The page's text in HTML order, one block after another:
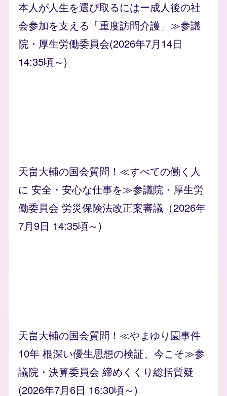
本人が人生を選び取るにはー成人後の社
会参加を支える「重度訪問介護」≫参議
院・厚生労働委員会(2026年7月14日
14:35頃～)
天畠大輔の国会質問！≪すべての働く人
に 安全・安心な仕事を≫参議院・厚生労
働委員会 労災保険法改正案審議（2026年
7月9日 14:35頃～)
天畠大輔の国会質問！≪やまゆり園事件
10年 根深い優生思想の検証、今こそ≫参
議院・決算委員会 締めくくり総括質疑
(2026年7月6日 16:30頃～)